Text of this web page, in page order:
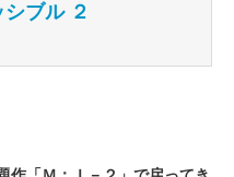
ブル ２